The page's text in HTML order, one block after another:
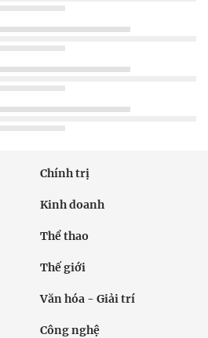
Chính trị
Kinh doanh
Thể thao
Thế giới
Văn hóa - Giải trí
Công nghệ